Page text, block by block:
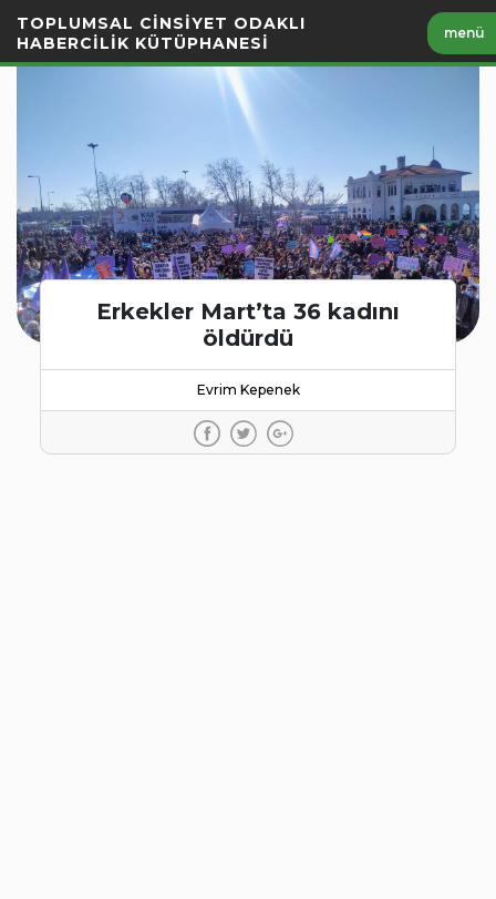
Geç
TOPLUMSAL CİNSİYET ODAKLI
HABERCİLİK KÜTÜPHANESİ
menü
Erkekler Mart’ta 36 kadını
öldürdü
Evrim Kepenek